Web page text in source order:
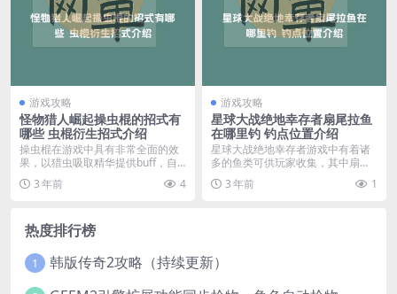
游戏攻略
怪物猎人崛起操虫棍的招式有
哪些 虫棍衍生招式介绍
操虫棍在游戏中具有非常全面的效
果，以猎虫吸取精华提供buff，自
身还有这非常优秀...
3 年前 4
游戏攻略
星球大战绝地幸存者扇尾拉鱼
在哪里钓 钓点位置介绍
星球大战绝地幸存者游戏中有着诸
多的鱼类可供玩家收集，其中扇尾
拉鱼很多玩家不知道捕...
3 年前 1
热度排行榜
1 韩版传奇2攻略（持续更新）